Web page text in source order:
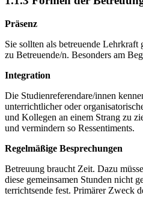
Präsenz
Sie sollten als betreuende
zu Betreuende/n. Besonders am
Integration
Die Studienreferendare/innen
unterrichtli­cher oder
und Kollegen an einem Strang zu
und vermindern so Ressentiments.
Regelmäßige Besprechungen
Betreuung braucht Zeit. Dazu
diese gemeinsamen Stunden nicht
terrichtsende fest. Primärer Zweck